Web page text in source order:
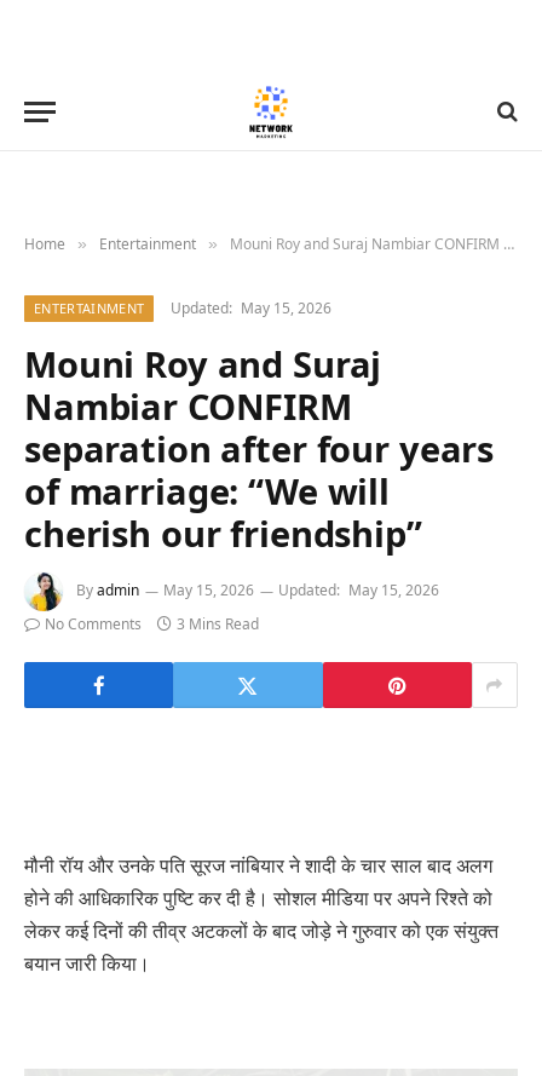
Home » Entertainment » Mouni Roy and Suraj Nambiar CONFIRM separation after four years of marriage: “We will cherish our friendship”
ENTERTAINMENT Updated: May 15, 2026
Mouni Roy and Suraj
Nambiar CONFIRM
separation after four years
of marriage: “We will
cherish our friendship”
Byadmin May 15, 2026 Updated: May 15, 2026
No Comments
3 Mins Read
मौनी रॉय और उनके पति सूरज नांबियार ने शादी के चार साल बाद अलग
होने की आधिकारिक पुष्टि कर दी है। सोशल मीडिया पर अपने रिश्ते को
लेकर कई दिनों की तीव्र अटकलों के बाद जोड़े ने गुरुवार को एक संयुक्त
बयान जारी किया।